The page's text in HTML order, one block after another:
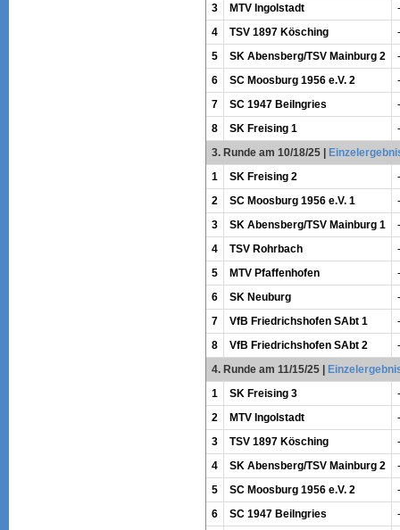
3
MTV Ingolstadt
-
4
TSV 1897 Kösching
-
5
SK Abensberg/TSV Mainburg 2
-
6
SC Moosburg 1956 e.V. 2
-
7
SC 1947 Beilngries
-
8
SK Freising 1
-
3. Runde am 10/18/25|
1
SK Freising 2
-
2
SC Moosburg 1956 e.V. 1
-
3
SK Abensberg/TSV Mainburg 1
-
4
TSV Rohrbach
-
5
MTV Pfaffenhofen
-
6
SK Neuburg
-
7
VfB Friedrichshofen SAbt 1
-
8
VfB Friedrichshofen SAbt 2
-
4. Runde am 11/15/25|
1
SK Freising 3
-
2
MTV Ingolstadt
-
3
TSV 1897 Kösching
-
4
SK Abensberg/TSV Mainburg 2
-
5
SC Moosburg 1956 e.V. 2
-
6
SC 1947 Beilngries
-